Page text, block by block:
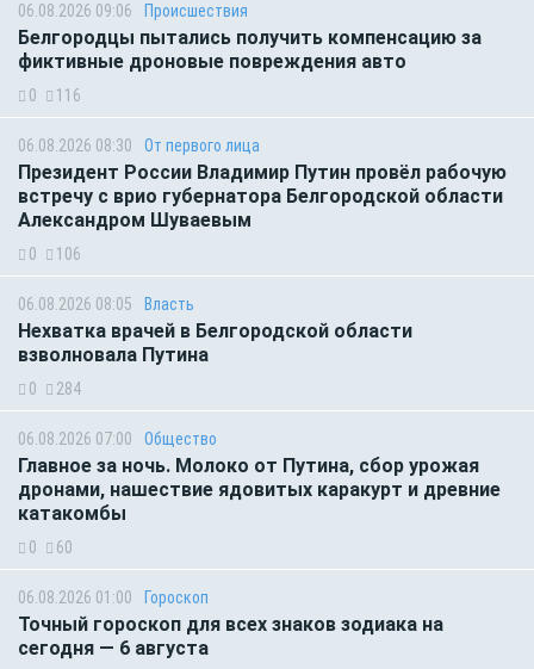
06.08.2026 09:06 Происшествия
Белгородцы пытались получить компенсацию за
фиктивные дроновые повреждения авто
0 116
06.08.2026 08:30 От первого лица
Президент России Владимир Путин провёл рабочую
встречу с врио губернатора Белгородской области
Александром Шуваевым
0 106
06.08.2026 08:05 Власть
Нехватка врачей в Белгородской области
взволновала Путина
0 284
06.08.2026 07:00 Общество
Главное за ночь. Молоко от Путина, сбор урожая
дронами, нашествие ядовитых каракурт и древние
катакомбы
0 60
06.08.2026 01:00 Гороскоп
Точный гороскоп для всех знаков зодиака на
сегодня — 6 августа